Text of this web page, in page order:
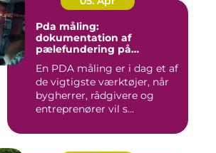
Pda måling:
dokumentation af
pælefundering på
En PDA måling er i dag et af
de vigtigste værktøjer, når
bygherrer, rådgivere og
entreprenører vil s...